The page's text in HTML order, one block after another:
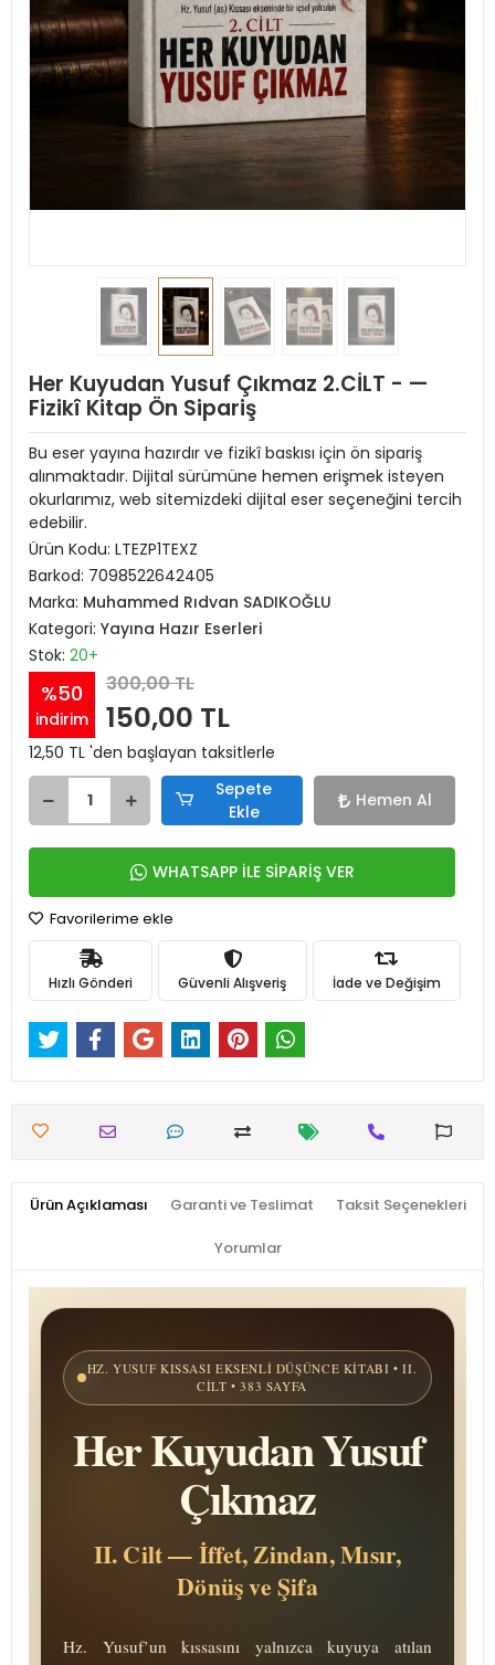
Her Kuyudan Yusuf Çıkmaz 2.CİLT - —
Fizikî Kitap Ön Sipariş
Bu eser yayına hazırdır ve fizikî baskısı için ön sipariş
alınmaktadır. Dijital sürümüne hemen erişmek isteyen
okurlarımız, web sitemizdeki dijital eser seçeneğini tercih
edebilir.
Ürün Kodu: LTEZP1TEXZ
Barkod: 7098522642405
Marka: Muhammed Rıdvan SADIKOĞLU
Kategori: Yayına Hazır Eserleri
Stok: 20+
%50
indirim
300,00 TL
150,00 TL
12,50 TL 'den başlayan taksitlerle
Sepete
Ekle
Hemen Al
WHATSAPP İLE SİPARİŞ VER
Favorilerime ekle
Hızlı Gönderi Güvenli Alışveriş İade ve Değişim
Ürün Açıklaması Garanti ve Teslimat Taksit Seçenekleri
Yorumlar
HZ. YUSUF KISSASI EKSENLI DÜŞÜNCE KITABI • II.
CILT • 383 SAYFA
Her Kuyudan Yusuf
Çıkmaz
II. Cilt — İffet, Zindan, Mısır,
Dönüş ve Şifa
Hz. Yusuf’un kıssasını yalnızca kuyuya atılan